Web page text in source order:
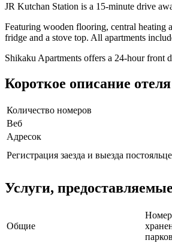
JR Kutchan Station is a 15-minute drive
Featuring wooden flooring, central heating
fridge and a stove top. All apartments
Shikaku Apartments offers a 24-hour front
Короткое описание отеля
Количество номеров
Веб
Адресок
Регистрация заезда и выезда
Услуги,
Общие